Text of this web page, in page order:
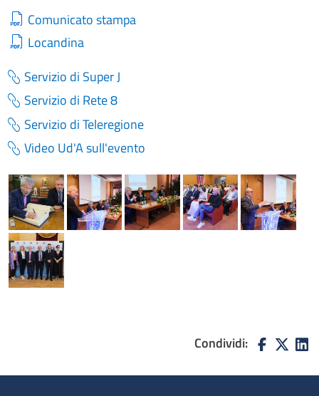
Comunicato stampa
Locandina
Servizio di Super J
Servizio di Rete 8
Servizio di Teleregione
Video Ud'A sull'evento
Condividi: